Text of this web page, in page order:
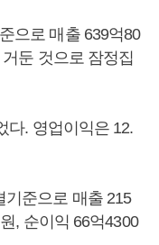
으로 매출 639억80
둔 것으로 잠정집
다. 영업이익은 12.
기준으로 매출 215
, 순이익 66억4300